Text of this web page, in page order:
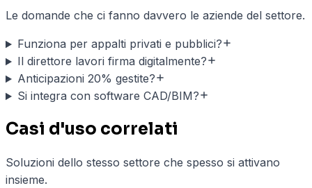
Le domande che ci fanno davvero le aziende del settore.
Funziona per appalti privati e pubblici?
Il direttore lavori firma digitalmente?
Anticipazioni 20% gestite?
Si integra con software CAD/BIM?
Casi d'uso correlati
Soluzioni dello stesso settore che spesso si attivano
insieme.